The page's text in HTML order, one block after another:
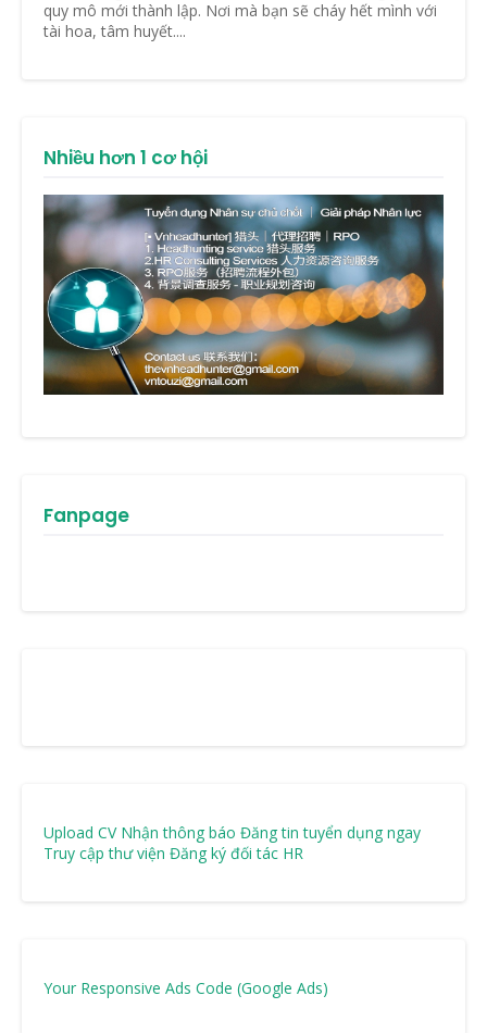
quy mô mới thành lập. Nơi mà bạn sẽ cháy hết mình với
tài hoa, tâm huyết....
Nhiều hơn 1 cơ hội
Fanpage
Upload CV Nhận thông báo Đăng tin tuyển dụng ngay
Truy cập thư viện Đăng ký đối tác HR
Your Responsive Ads Code (Google Ads)